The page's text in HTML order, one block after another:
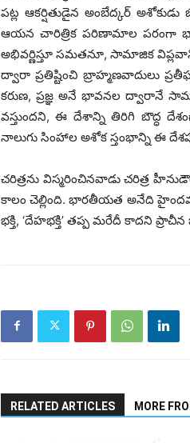
పట్ల ఆకర్షితుడైన అంబేద్కర్
ఆయన చారిత్రిక పరిణామాల పరంగా
అభివర్ణిస్తూ సమతనూ, సామాజిక
ద్వారా ప్రతిష్టించి బ్రాహ్మణవాదులు
కరుణ, ప్రజ్ఞ అనే భావనల ద్వారానే
వస్తుందని, ఈ దేశాన్ని తిరిగి బౌద్ధ
నాలుగు సింహాల అశోక స్తంభాన్ని ఈ
చరిత్రను విస్మరించినవాడు చరిత్ర
కాలం చెల్లింది. భారతీయత అనేది
భక్తి, ‘దేహభక్తి’ తప్ప మరేదీ కాదని ప్రాచీన
RELATED ARTICLES MORE